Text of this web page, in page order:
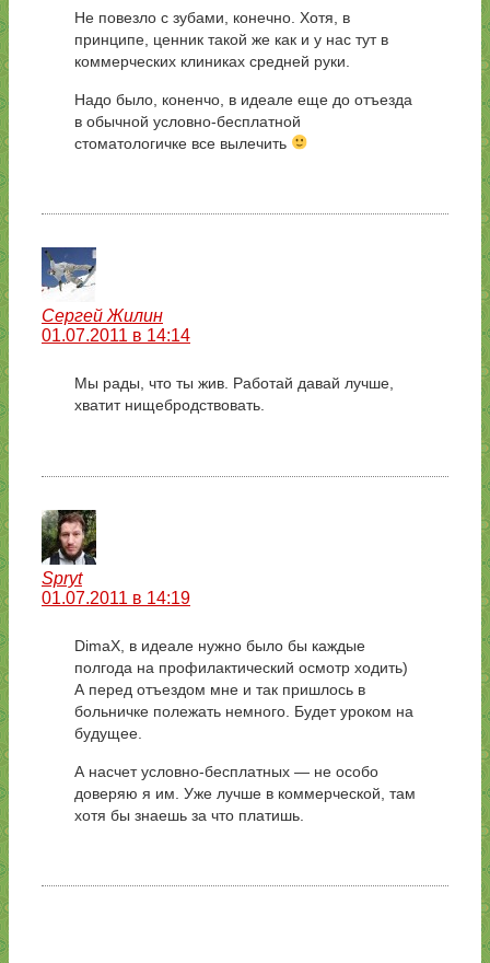
Не повезло с зубами, конечно. Хотя, в
принципе, ценник такой же как и у нас тут в
коммерческих клиниках средней руки.
Надо было, коненчо, в идеале еще до отъезда
в обычной условно-бесплатной
стоматологичке все вылечить
Сергей Жилин
01.07.2011 в 14:14
Мы рады, что ты жив. Работай давай лучше,
хватит нищебродствовать.
Spryt
01.07.2011 в 14:19
DimaX, в идеале нужно было бы каждые
полгода на профилактический осмотр ходить)
А перед отъездом мне и так пришлось в
больничке полежать немного. Будет уроком на
будущее.
А насчет условно-бесплатных — не особо
доверяю я им. Уже лучше в коммерческой, там
хотя бы знаешь за что платишь.